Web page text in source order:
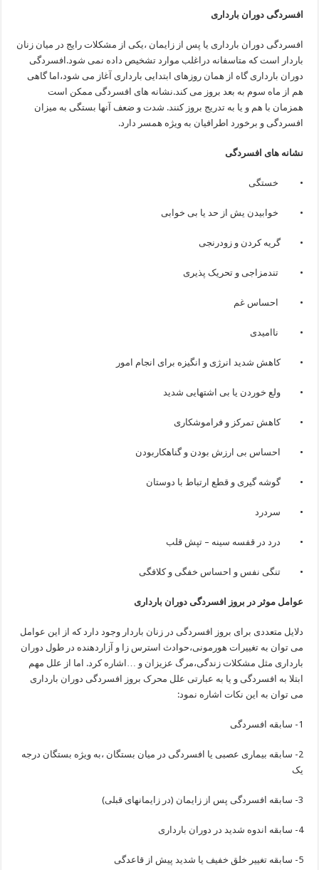
افسردگی دوران بارداری
افسردگی دوران بارداری یا پس از زایمان ،یکی از مشکلات رایج در میان زنان
باردار است که متاسفانه دراغلب موارد تشخیص داده نمی شود.افسردگی
دوران بارداری گاه از همان روزهای ابتدایی بارداری آغاز می شود،اما گاهی
هم از ماه سوم به بعد بروز می کند.نشانه های افسردگی ممکن است
همزمان با هم و یا به تدریج بروز کنند. شدت و ضعف آنها بستگی به میزان
افسردگی و برخورد اطرافیان به ویژه همسر دارد.
نشانه های افسردگی
• خستگی
• خوابیدن یش از حد یا بی خوابی
• گریه کردن و زودرنجی
• تندمزاجی و تحریک پذیری
• احساس غم
• ناامیدی
• کاهش شدید انرژی و انگیزه برای انجام امور
• ولع خوردن یا بی اشتهایی شدید
• کاهش تمرکز و فراموشکاری
• احساس بی ارزش بودن و گناهکاربودن
• گوشه گیری و قطع ارتباط با دوستان
• سردرد
• درد در قفسه سینه – تپش قلب
• تنگی نفس و احساس خفگی و کلافگی
عوامل موثر در بروز افسردگی دوران بارداری
دلایل متعددی برای بروز افسردگی در زنان باردار وجود دارد که از این عوامل
می توان به تغییرات هورمونی،حوادث استرس زا و آزاردهنده در طول دوران
بارداری مثل مشکلات زندگی،مرگ عزیزان و …اشاره کرد. اما از علل مهم
ابتلا به افسردگی و یا به عبارتی علل محرک بروز افسردگی دوران بارداری
می توان به این نکات اشاره نمود:
1- سابقه افسردگی
2- سابقه بیماری عصبی یا افسردگی در میان بستگان ،به ویژه بستگان درجه
یک
3- سابقه افسردگی پس از زایمان (در زایمانهای قبلی)
4- سابقه اندوه شدید در دوران بارداری
5- سابقه تغییر خلق خفیف یا شدید پیش از قاعدگی